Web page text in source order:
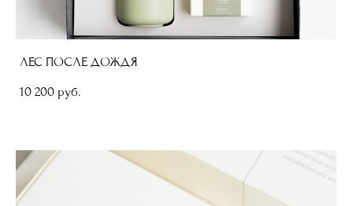
ЛЕС ПОСЛЕ ДОЖДЯ
10 200 pуб.